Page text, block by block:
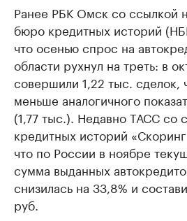
Ранее РБК Омск со ссылкой
бюро кредитных историй
что осенью спрос на
области рухнул на треть: в
совершили 1,22 тыс. сделок,
меньше аналогичного
(1,77 тыс.). Недавно ТАСС со
кредитных историй
что по России в ноябре
сумма выданных
снизилась на 33,8% и
руб.